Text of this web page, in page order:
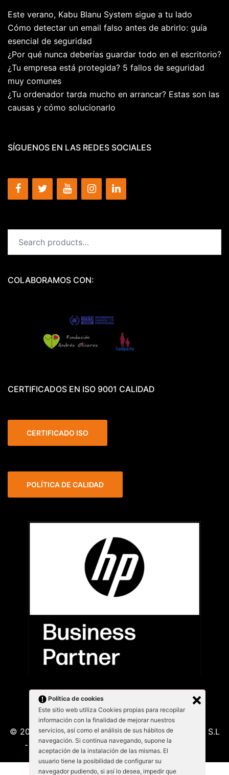
Este verano, Kabu Blanu System sigue a tu lado
Cómo detectar un email falso antes de abrirlo: guía
esencial de seguridad
¿Por qué nunca deberías guardar todo en el escritorio?
¿Tu empresa está protegida? 5 fallos de seguridad
muy comunes
¿Tu ordenador tarda mucho en arrancar? Estas son las
causas y cómo solucionarlo
SÍGUENOS EN LAS REDES SOCIALES
for:
COLABORAMOS CON:
CERTIFICADOS EN ISO 9001 CALIDAD
CERTIFICADO ISO
POLÍTICA DE CALIDAD
© 2026 Kabu Blanu System SL. KabuBlanu System S.L
- Lepant 339/341 (Local 4) 08025 - Barcelona
Política de cookies
Este sitio web utiliza Cookies propias para recopilar
información con la finalidad de mejorar nuestros
servicios, así como el análisis de sus hábitos de
navegación. Si continua navegando, supone la
aceptación de la instalación de las mismas. El
usuario tiene la posibilidad de configurar su
navegador pudiendo, si así lo desea, impedir que